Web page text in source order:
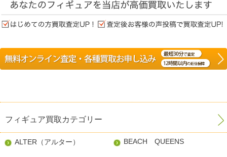
フィギュア買取カテゴリー
ALTER（アルター） BEACH QUEENS